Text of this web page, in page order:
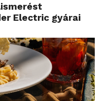
Electric gyárai